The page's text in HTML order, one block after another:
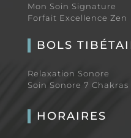
Mon Soin Signature
Forfait Excellence Zen
BOLS
Relaxation Sonore
Soin Sonore 7 Chakras
HORAIRES